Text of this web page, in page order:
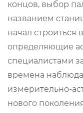
концов, выбор
названием
начал строиться
определяющие
специалистами
времена
измерительно-
нового